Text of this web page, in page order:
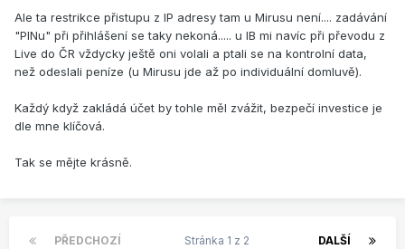
Ale ta restrikce přistupu z IP adresy tam u Mirusu není.... zadávání
"PINu" při přihlášení se taky nekoná..... u IB mi navíc při převodu z
Live do ČR vždycky ještě oni volali a ptali se na kontrolní data,
než odeslali peníze (u Mirusu jde až po individuální domluvě).
Každý když zakládá účet by tohle měl zvážit, bezpečí investice je
dle mne klíčová.
Tak se mějte krásně.
PŘEDCHOZÍ DALŠÍ
Stránka 1 z 2